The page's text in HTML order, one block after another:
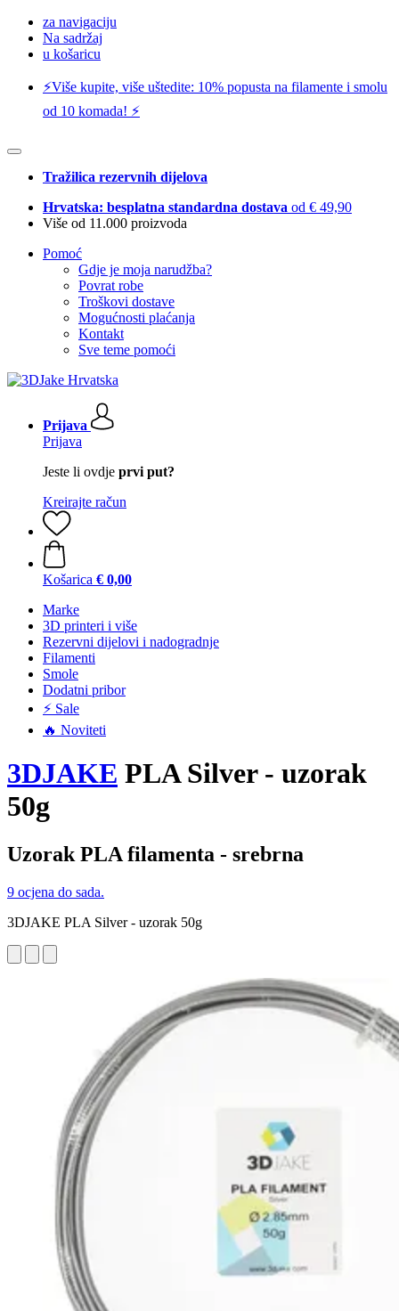
za navigaciju
Na sadržaj
u košaricu
⚡️Više kupite, više uštedite: 10% popusta na filamente i smolu
od 10 komada! ⚡️
Tražilica rezervnih dijelova
Hrvatska: besplatna standardna dostava od € 49,90
Više od 11.000 proizvoda
Pomoć
Gdje je moja narudžba?
Povrat robe
Troškovi dostave
Mogućnosti plaćanja
Kontakt
Sve teme pomoći
Prijava
Prijava
Jeste li ovdje prvi put?
Kreirajte račun
Košarica € 0,00
Marke
3D printeri i više
Rezervni dijelovi i nadogradnje
Filamenti
Smole
Dodatni pribor
⚡ Sale
🔥 Noviteti
3DJAKE PLA Silver - uzorak
50g
Uzorak PLA filamenta - srebrna
9 ocjena do sada.
3DJAKE PLA Silver - uzorak 50g